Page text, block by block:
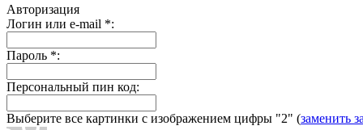
Авторизация
Логин или e-mail *:
Пароль *:
Персональный пин код:
Выберите все картинки с изображением цифры "2" (заменить